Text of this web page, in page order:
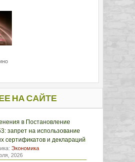
НА САЙТЕ
в Постановление
запрет на использование
сертификатов и деклараций
Экономика
2026